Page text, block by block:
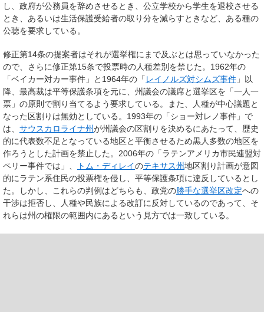
し、政府が公務員を辞めさせるとき、公立学校から学生を退校させる
とき、あるいは生活保護受給者の取り分を減らすときなど、ある種の
公聴を要求している。
修正第14条の提案者はそれが選挙権にまで及ぶとは思っていなかった
ので、さらに修正第15条で投票時の人種差別を禁じた。1962年の
「ベイカー対カー事件」と1964年の「 レイノルズ対シムズ事件 」以
降、最高裁は平等保護条項を元に、州議会の議席と選挙区を「一人一
票」の原則で割り当てるよう要求している。また、人種が中心議題と
なった区割りは無効としている。1993年の「ショー対レノ事件」で
は、 サウスカロライナ州が州議会の区割りを決めるにあたって、歴史
的に代表数不足となっている地区と平衡させるため黒人多数の地区を
作ろうとした計画を禁止した。2006年の「ラテンアメリカ市民連盟対
ペリー事件では」、
トム・ディレイのテキサス州地区割り計画が意図
的にラテン系住民の投票権を侵し、平等保護条項に違反しているとし
た。しかし、これらの判例はどちらも、政党の勝手な選挙区改定への
干渉は拒否し、人種や民族による改訂に反対しているのであって、そ
れらは州の権限の範囲内にあるという見方では一致している。